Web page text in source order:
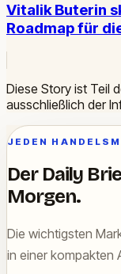
Vitalik Buterin
Roadmap für
Diese Story ist Teil
ausschließlich der
JEDEN
Der Daily
Morgen.
Die wichtigsten
in einer kompakten